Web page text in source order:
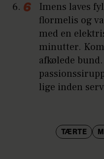
Imens laves
flormelis og
med en
minutter.
afkølede
lige inden
TÆRTE